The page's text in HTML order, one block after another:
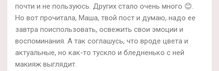
почти и не пользуюсь. Других стало очень много 😊.
Но вот прочитала, Маша, твой пост и думаю, надо ее
завтра поиспользовать, освежить свои эмоции и
воспоминания. А так соглашусь, что вроде цвета и
актуальные, но как-то тускло и бледненько с ней
макияж выглядит.